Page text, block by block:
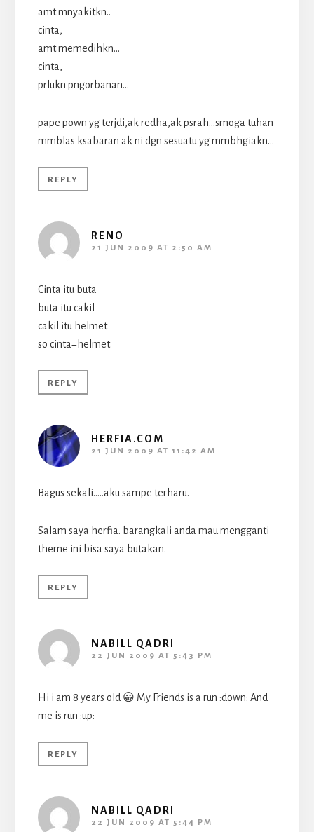
amt mnyakitkn..
cinta,
amt memedihkn…
cinta,
prlukn pngorbanan…
pape pown yg terjdi,ak redha,ak psrah…smoga tuhan
mmblas ksabaran ak ni dgn sesuatu yg mmbhgiakn…
REPLY
RENO
21 JUN 2009 AT 2:50 AM
Cinta itu buta
buta itu cakil
cakil itu helmet
so cinta=helmet
REPLY
HERFIA.COM
21 JUN 2009 AT 11:42 AM
Bagus sekali…..aku sampe terharu.
Salam saya herfia. barangkali anda mau mengganti
theme ini bisa saya butakan.
REPLY
NABILL QADRI
22 JUN 2009 AT 5:43 PM
Hi i am 8 years old 😀 My Friends is a run :down: And
me is run :up:
REPLY
NABILL QADRI
22 JUN 2009 AT 5:44 PM